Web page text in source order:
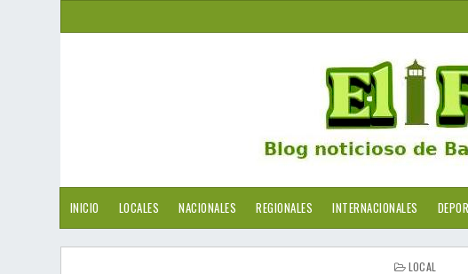
INICIO LOCALES NACIONALES REGIONALES INTERNACIONALES
LOCAL